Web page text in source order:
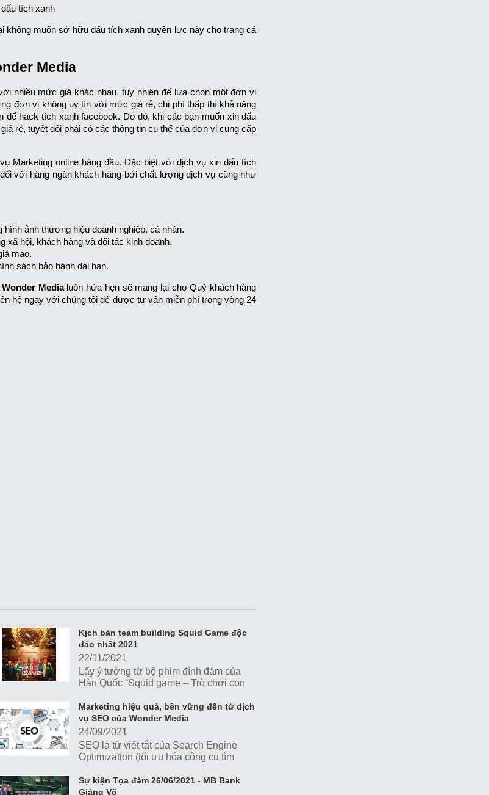
tích xanh
muốn sở hữu dấu tích xanh quyền lực này cho trang cá
Media
nhiều mức giá khác nhau, tuy nhiên để lựa chọn một đơn vị
đơn vị không uy tín với mức giá rẻ, chi phí thấp thì khả năng
hack tích xanh facebook. Do đó, khi các bạn muốn xin dấu
rẻ, tuyệt đối phải có các thông tin cụ thể của đơn vị cung cấp
Marketing online hàng đầu. Đặc biệt với dịch vụ xin dấu tích
với hàng ngàn khách hàng bới chất lượng dịch vụ cũng như
ảnh thương hiệu doanh nghiệp, cá nhân.
hội, khách hàng và đối tác kinh doanh.
mạo.
sách bảo hành dài hạn.
Wonder Medialuôn hứa hẹn sẽ mang lại cho Quý khách hàng
hệ ngay với chúng tôi để được tư vấn miễn phí trong vòng 24
Kịch bản team building Squid Game độc
đáo nhất 2021
22/11/2021
Lấy ý tưởng từ bộ phim đình đám của
Hàn Quốc “Squid game – Trò chơi con
game đang trở thành chủ...
Marketing hiệu quả, bền vững đến từ dịch
vụ SEO của Wonder Media
24/09/2021
SEO là từ viết tắt của Search Engine
Optimization (tối ưu hóa công cụ tìm
hạng của website trên các công cụ tìm
kiếm giúp người dùng có thể tìm thấy
Sự kiện Tọa đàm 26/06/2021 - MB Bank
Giảng Võ